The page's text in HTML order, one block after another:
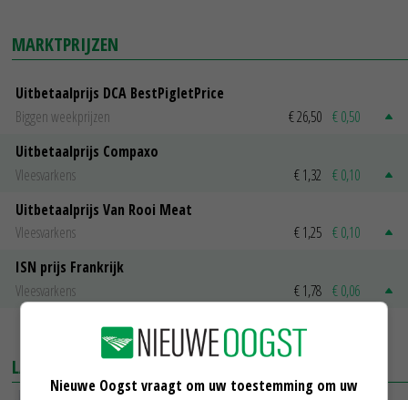
MARKTPRIJZEN
Uitbetaalprijs DCA BestPigletPrice
Biggen weekprijzen
€ 26,50 € 0,50
Uitbetaalprijs Compaxo
Vleesvarkens
€ 1,32 € 0,10
Uitbetaalprijs Van Rooi Meat
Vleesvarkens
€ 1,25 € 0,10
ISN prijs Frankrijk
Vleesvarkens
€ 1,78 € 0,06
MEER MARKTPRIJZEN
LAATSTE NIEUWS
Nieuwe Oogst vraagt om uw toestemming om uw